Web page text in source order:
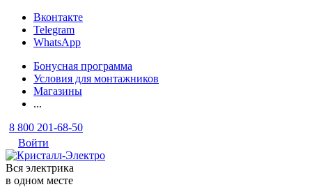
Вконтакте
Telegram
WhatsApp
Бонусная программа
Условия для монтажников
Магазины
...
8 800 201-68-50
Войти
Вся электрика
в одном месте